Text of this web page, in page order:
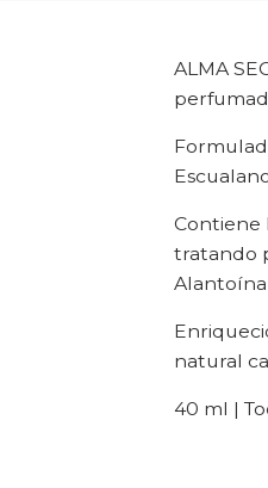
ALMA
Contiene
tratando
natural
40 ml |